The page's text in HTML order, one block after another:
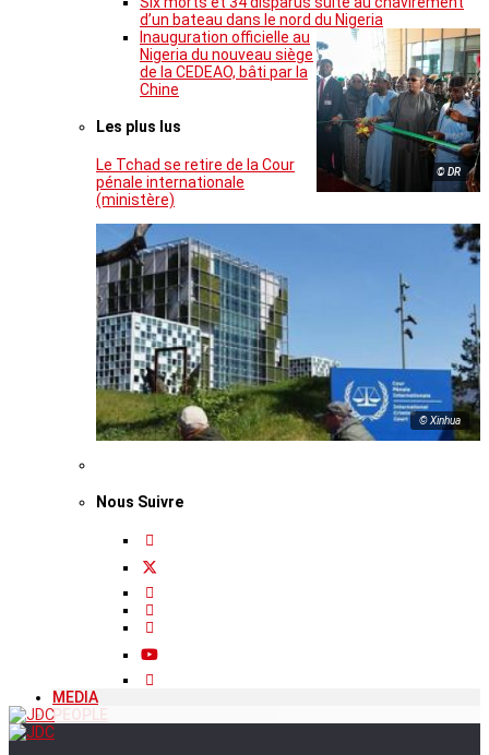
d’un bateau dans le nord du Nigeria
© DR
Inauguration officielle au
Nigeria du nouveau siège
de la CEDEAO, bâti par la
Chine
Les plus lus
Le Tchad se retire de la Cour
pénale internationale
(ministère)
© Xinhua
Nous Suivre
MEDIA
PEOPLE